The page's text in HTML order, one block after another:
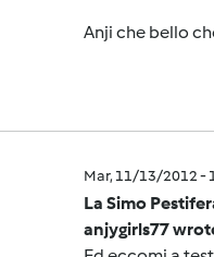
Anji che bello
Mar, 11/13/2012 -
La Simo
anjygirls77